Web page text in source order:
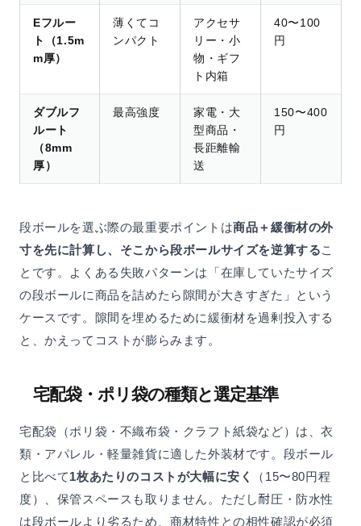
Eフルー
ト（1.5m
m厚）
薄くてコ
ンパクト
アクセサ
リー・小
物・ギフ
ト内箱
40〜100
円
ダブルフ
ルート
（8mm
厚）
最高強度
家電・大
型商品・
長距離輸
送
150〜400
円
段ボールを選ぶ際の最重要ポイントは商品＋緩衝材の外
寸を先に計算し、そこから段ボールサイズを逆算するこ
とです。よくある失敗パターンは「在庫していたサイズ
の段ボールに商品を詰めたら隙間が大きすぎた」という
ケースです。隙間を埋めるために緩衝材を過剰投入する
と、かえってコストが膨らみます。
宅配袋・ポリ袋の種類と選定基準
宅配袋（ポリ袋・不織布袋・クラフト紙袋など）は、衣
類・アパレル・軽量雑貨に適した外装材です。段ボール
と比べて1枚あたりのコストが大幅に安く
（15〜80円程
度）、保管スペースも取りません。ただし耐圧・防水性
は段ボールより劣るため、商材特性との相性確認が必須